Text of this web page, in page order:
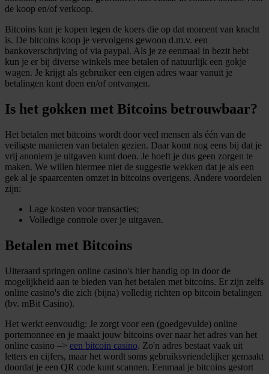
de koop en/of verkoop.
Bitcoins kun je kopen tegen de koers die op dat moment van kracht
is. De bitcoins koop je vervolgens gewoon d.m.v. een
bankoverschrijving of via paypal. Als je ze eenmaal in bezit hebt
kun je er bij diverse winkels mee betalen of natuurlijk een gokje
wagen. Je krijgt als gebruiker een eigen adres waar vanuit je
betalingen kunt doen en/of ontvangen.
Is het gokken met Bitcoins betrouwbaar?
Het betalen met bitcoins wordt door veel mensen als één van de
veiligste manieren van betalen gezien. Daar komt nog eens bij dat je
vrij anoniem je uitgaven kunt doen. Je hoeft je dus geen zorgen te
maken. We willen hiermee niet de suggestie wekken dat je als een
gek al je spaarcenten omzet in bitcoins overigens. Andere voordelen
zijn:
Lage kosten voor transacties;
Volledige controle over je uitgaven.
Betalen met Bitcoins
Uiteraard springen online casino's hier handig op in door de
mogelijkheid aan te bieden van het betalen met bitcoins. Er zijn zelfs
online casino's die zich (bijna) volledig richten op bitcoin betalingen
(bv. mBit Casino).
Het werkt eenvoudig: Je zorgt voor een (goedgevulde) online
portemonnee en je maakt jouw bitcoins over naar het adres van het
online casino –> een bitcoin casino. Zo'n adres bestaat vaak uit
letters en cijfers, maar het wordt soms gebruiksvriendelijker gemaakt
doordat je een QR code kunt scannen. Eenmaal je bitcoins gestort